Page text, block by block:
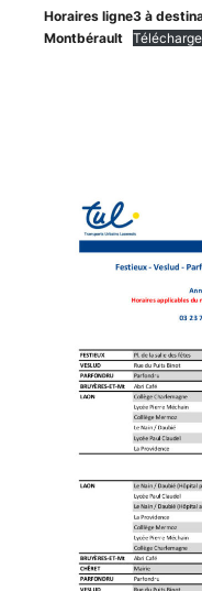
Horaires ligne3 à
Montbérault